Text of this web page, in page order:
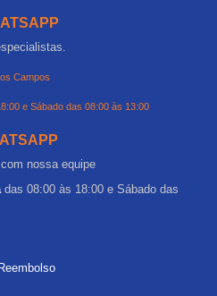
Campos
e Sábado das 08:00 às 13:00
nossa equipe
das 08:00 às 18:00 e Sábado das